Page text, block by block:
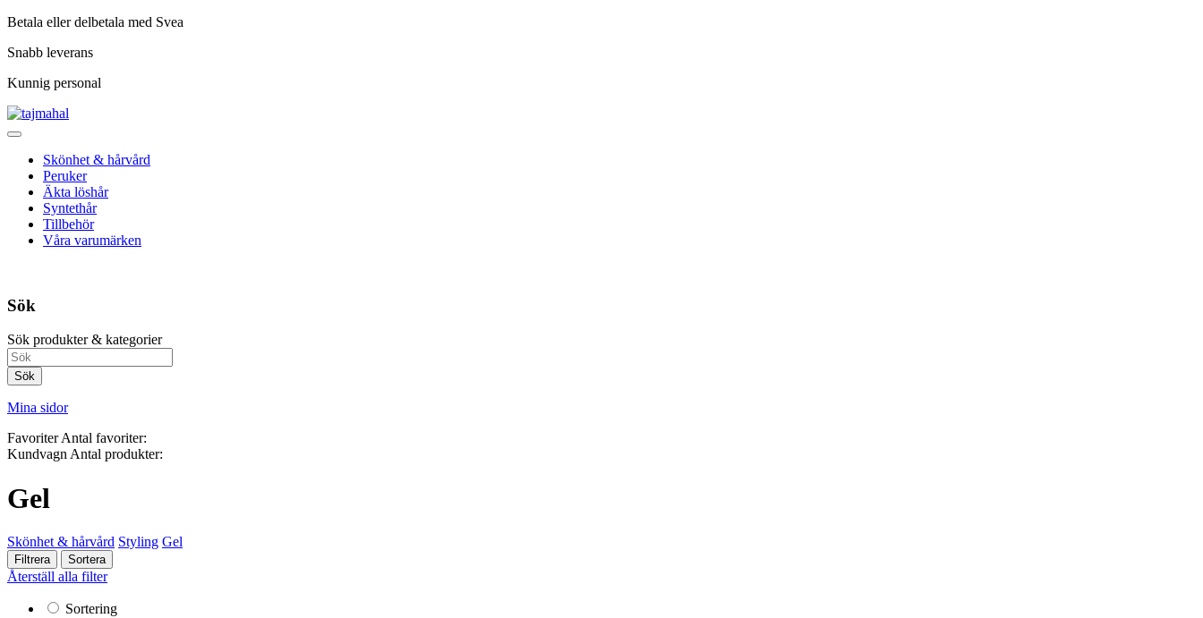
Betala eller delbetala med Svea
Snabb leverans
Kunnig personal
Skönhet & hårvård
Peruker
Äkta löshår
Syntethår
Tillbehör
Våra varumärken
Sök
Sök produkter & kategorier
Sök
Mina sidor
FavoriterAntal favoriter:
KundvagnAntal produkter:
Gel
Skönhet & hårvård Styling Gel
Filtrera Sortera
Återställ alla filter
Sortering